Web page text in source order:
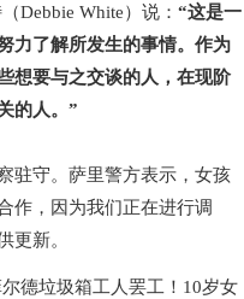
Debbie White）说： “这是一
力了解所发生的事情。作为
想要与之交谈的人，在现阶
的人。”
驻守。萨里警方表示，女孩
作，因为我们正在进行调
更新。